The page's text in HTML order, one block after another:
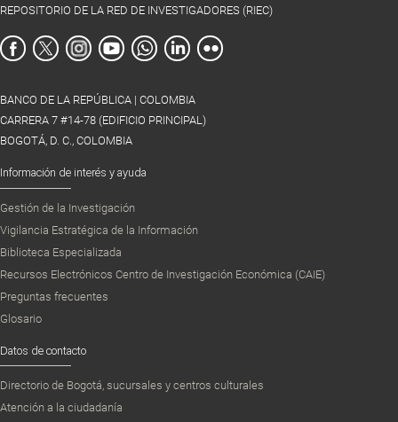
REPOSITORIO DE LA RED DE INVESTIGADORES (RIEC)
BANCO DE LA REPÚBLICA | COLOMBIA
CARRERA 7 #14-78 (EDIFICIO PRINCIPAL)
BOGOTÁ, D. C., COLOMBIA
Información de interés y ayuda
Gestión de la Investigación
Vigilancia Estratégica de la Información
Biblioteca Especializada
Recursos Electrónicos Centro de Investigación Económica (CAIE)
Preguntas frecuentes
Glosario
Datos de contacto
Directorio de Bogotá, sucursales y centros culturales
Atención a la ciudadanía